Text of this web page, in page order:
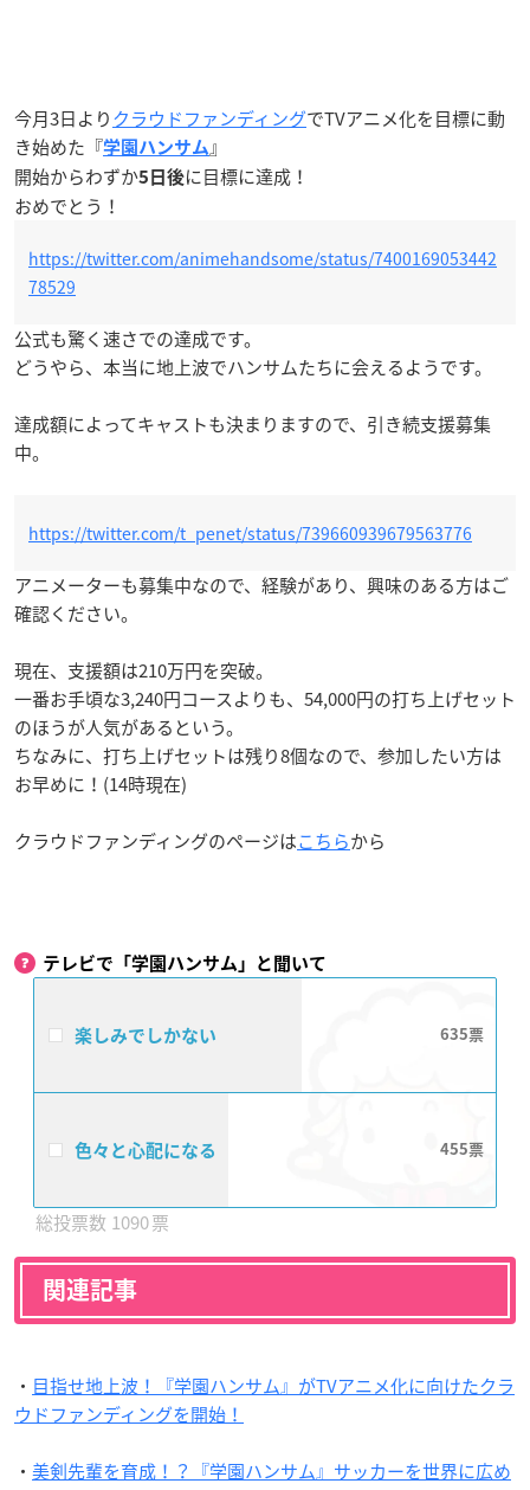
今月3日よりクラウドファンディングでTVアニメ化を目標に動
き始めた『学園ハンサム』
開始からわずか5日後に目標に達成！
おめでとう！
https://twitter.com/animehandsome/status/7400169053442
78529
公式も驚く速さでの達成です。
どうやら、本当に地上波でハンサムたちに会えるようです。
達成額によってキャストも決まりますので、引き続支援募集
中。
https://twitter.com/t_penet/status/739660939679563776
アニメーターも募集中なので、経験があり、興味のある方はご
確認ください。
現在、支援額は210万円を突破。
一番お手頃な3,240円コースよりも、54,000円の打ち上げセット
のほうが人気があるという。
ちなみに、打ち上げセットは残り8個なので、参加したい方は
お早めに！(14時現在)
クラウドファンディングのページはこちらから
テレビで「学園ハンサム」と聞いて
楽しみでしかない 635
色々と心配になる 455
1090
関連記事
・ 目指せ地上波！『学園ハンサム』がTVアニメ化に向けたクラ
ウドファンディングを開始！
・ 美剣先輩を育成！？『学園ハンサム』サッカーを世界に広め